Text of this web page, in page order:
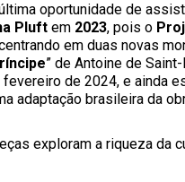
oportunidade de
Pluft em 2023, pois o
em duas novas
” de Antoine de
de 2024, e ainda
adaptação brasileira da
exploram a riqueza da